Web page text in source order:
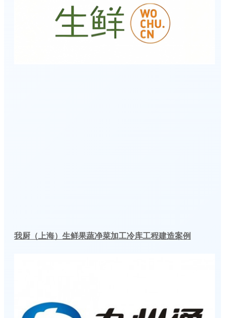
我厨（上海）生鲜果蔬净菜加工冷库工程建造案例